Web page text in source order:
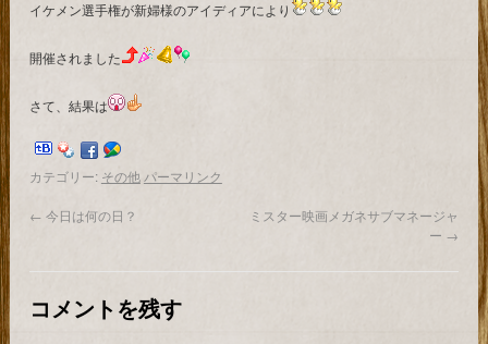
イケメン選手権が新婦様のアイディアにより
開催されました
さて、結果は
カテゴリー: その他 パーマリンク
← 今日は何の日？
ミスター映画メガネサブマネージャ
ー →
コメントを残す